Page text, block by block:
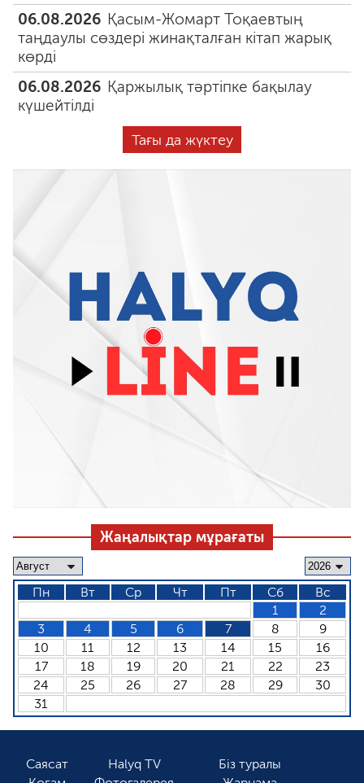
06.08.2026 Қасым-Жомарт Тоқаевтың
таңдаулы сөздері жинақталған кітап жарық
көрді
06.08.2026 Қаржылық тәртіпке бақылау
күшейтілді
Тағы да жүктеу
Жаңалықтар мұрағаты
Пн Вт Ср Чт Пт Сб
Вс
1
2
3
4 5 6 7 8
9
10
11 12 13 14 15
16
17
18 19 20 21 22
23
24
25 26 27 28 29
30
31
Саясат
Halyq TV
Біз туралы